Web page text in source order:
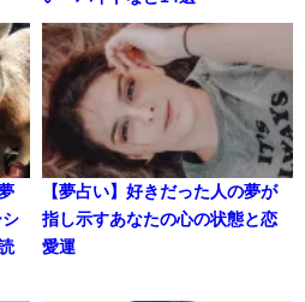
【夢占い】好きだった人の夢が
指し示すあなたの心の状態と恋
愛運